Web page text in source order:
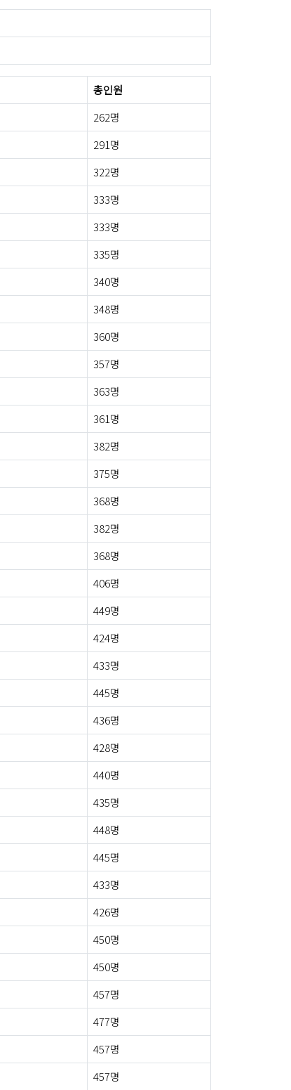
총인원
262명
291명
322명
333명
333명
335명
340명
348명
360명
357명
363명
361명
382명
375명
368명
382명
368명
406명
449명
424명
433명
445명
436명
428명
440명
435명
448명
445명
433명
426명
450명
450명
457명
477명
457명
457명